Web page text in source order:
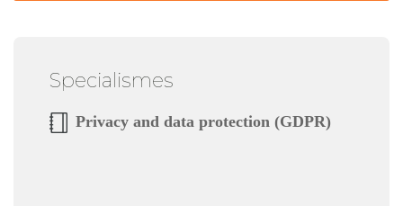
Specialismes
Privacy and data protection (GDPR)